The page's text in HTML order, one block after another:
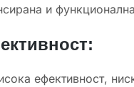
и
ефективност,